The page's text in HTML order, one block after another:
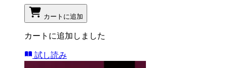
カートに追加
カートに追加しました
試し読み